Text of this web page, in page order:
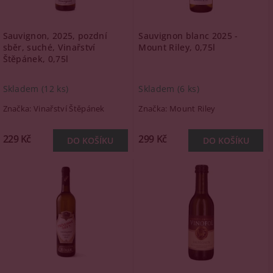
Sauvignon, 2025, pozdní
sběr, suché, Vinařství
Štěpánek, 0,75l
Skladem (12 ks)
Značka:Vinařství Štěpánek
229 Kč
Sauvignon blanc 2025 -
Mount Riley, 0,75l
Skladem (6 ks)
Značka: Mount Riley
299 Kč